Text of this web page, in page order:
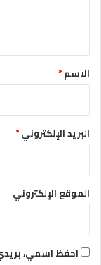
*الاسم*
البريد الإلكتروني*
الموقع الإلكتروني
احفظ اسمي،